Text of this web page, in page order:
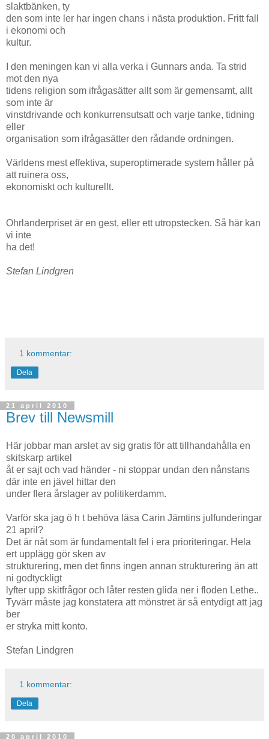
slaktbänken, ty
den som inte ler har ingen chans i nästa produktion. Fritt fall
i ekonomi och
kultur.
I den meningen kan vi alla verka i Gunnars anda. Ta strid
mot den nya
tidens religion som ifrågasätter allt som är gemensamt, allt
som inte är
vinstdrivande och konkurrensutsatt och varje tanke, tidning
eller
organisation som ifrågasätter den rådande ordningen.
Världens mest effektiva, superoptimerade system håller på
att ruinera oss,
ekonomiskt och kulturellt.
Ohrlanderpriset är en gest, eller ett utropstecken. Så här kan
vi inte
ha det!
Stefan Lindgren
1 kommentar:
Dela
21 april 2010
Brev till Newsmill
Här jobbar man arslet av sig gratis för att tillhandahålla en
skitskarp artikel
åt er sajt och vad händer - ni stoppar undan den nånstans
där inte en jävel hittar den
under flera årslager av politikerdamm.
Varför ska jag ö h t behöva läsa Carin Jämtins julfunderingar
21 april?
Det är nåt som är fundamentalt fel i era prioriteringar. Hela
ert upplägg gör sken av
strukturering, men det finns ingen annan strukturering än att
ni godtyckligt
lyfter upp skitfrågor och låter resten glida ner i floden Lethe..
Tyvärr måste jag konstatera att mönstret är så entydigt att jag
ber
er stryka mitt konto.
Stefan Lindgren
1 kommentar:
Dela
20 april 2010